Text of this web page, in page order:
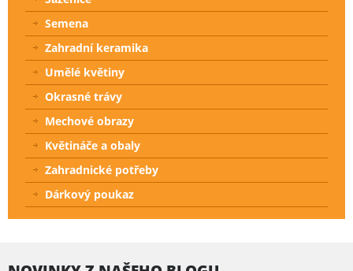
Semena
Zahradní keramika
Umělé květiny
Okrasné trávy
Mechové obrazy
Květináče a obaly
Zahradnické potřeby
Dárkový poukaz